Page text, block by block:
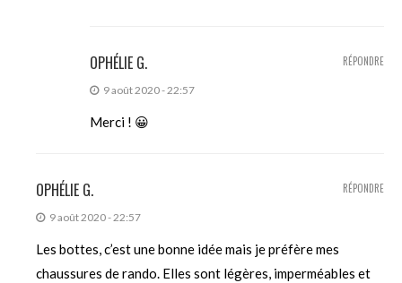
OPHÉLIE G.
9 août 2020 - 22:57
Merci ! 😀
RÉPONDRE
OPHÉLIE G.
9 août 2020 - 22:57
Les bottes, c’est une bonne idée mais je préfère mes
chaussures de rando. Elles sont légères, imperméables et
RÉPONDRE